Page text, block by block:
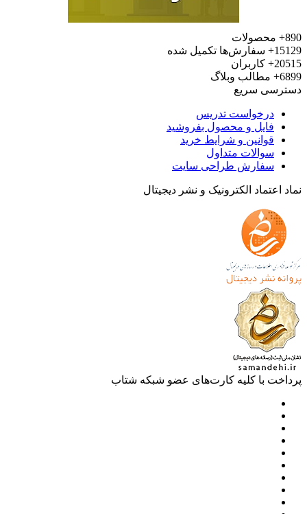
محصولات
سفارش‌ها تکمیل شده
کاربران
مطالب وبلاگ
سریع
درخواست تدریس
فایل و محصول بفروشید
قوانین و شرایط خرید
سوالات متداول
سفارش طراحی سایت
اعتماد الکترونیک و نشر دیجیتال
با کلیه کارت‌های عضو شبکه شتاب